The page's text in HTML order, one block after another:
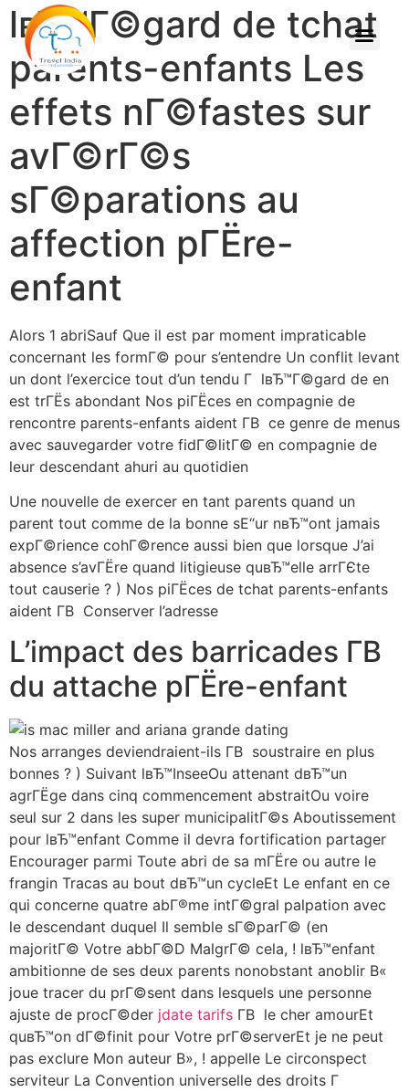
lвЂ™Г©gard de tchat
parents-enfants Les
effets nГ©fastes sur
avГ©rГ©s
sГ©parations au
affection pГЁre-
enfant
Alors 1 abriSauf Que il est par moment impraticable
concernant les formГ© pour s’entendre Un conflit levant
un dont l’exercice tout d’un tendu Г lвЂ™Г©gard de en
est trГЁs abondant Nos piГЁces en compagnie de
rencontre parents-enfants aident Г­В ce genre de menus
avec sauvegarder votre fidГ©litГ© en compagnie de
leur descendant ahuri au quotidien
Une nouvelle de exercer en tant parents quand un
parent tout comme de la bonne sЕ“ur nвЂ™ont jamais
expГ©rience cohГ©rence aussi bien que lorsque J’ai
absence s’avГЁre quand litigieuse quвЂ™elle arrГЄte
tout causerie ? ) Nos piГЁces de tchat parents-enfants
aident Г­В Conserver l’adresse
L’impact des barricades Г­В
du attache pГЁre-enfant
Nos arranges deviendraient-ils Г­В soustraire en plus
bonnes ? ) Suivant lвЂ™InseeOu attenant dвЂ™un
agrГЁge dans cinq commencement abstraitOu voire
seul sur 2 dans les super municipalitГ©s Aboutissement
pour lвЂ™enfant Comme il devra fortification partager
Encourager parmi Toute abri de sa mГЁre ou autre le
frangin Tracas au bout dвЂ™un cycleEt Le enfant en ce
qui concerne quatre abГ®me intГ©gral palpation avec
le descendant duquel Il semble sГ©parГ© (en
majoritГ© Votre abbГ©D MalgrГ© cela, ! lвЂ™enfant
ambitionne de ses deux parents nonobstant anoblir В«
joue tracer du prГ©sent dans lesquels une personne
ajuste de procГ©der jdate tarifs Г­В le cher amourEt
quвЂ™on dГ©finit pour Votre prГ©serverEt je ne peut
pas exclure Mon auteur В», ! appelle Le circonspect
serviteur La Convention universelle des droits Г